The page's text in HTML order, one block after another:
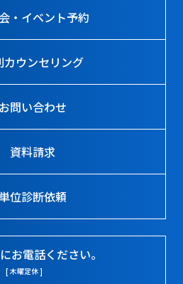
・イベント予約
カウンセリング
お問い合わせ
資料請求
単位診断依頼
お電話ください。
[ 木曜定休 ]